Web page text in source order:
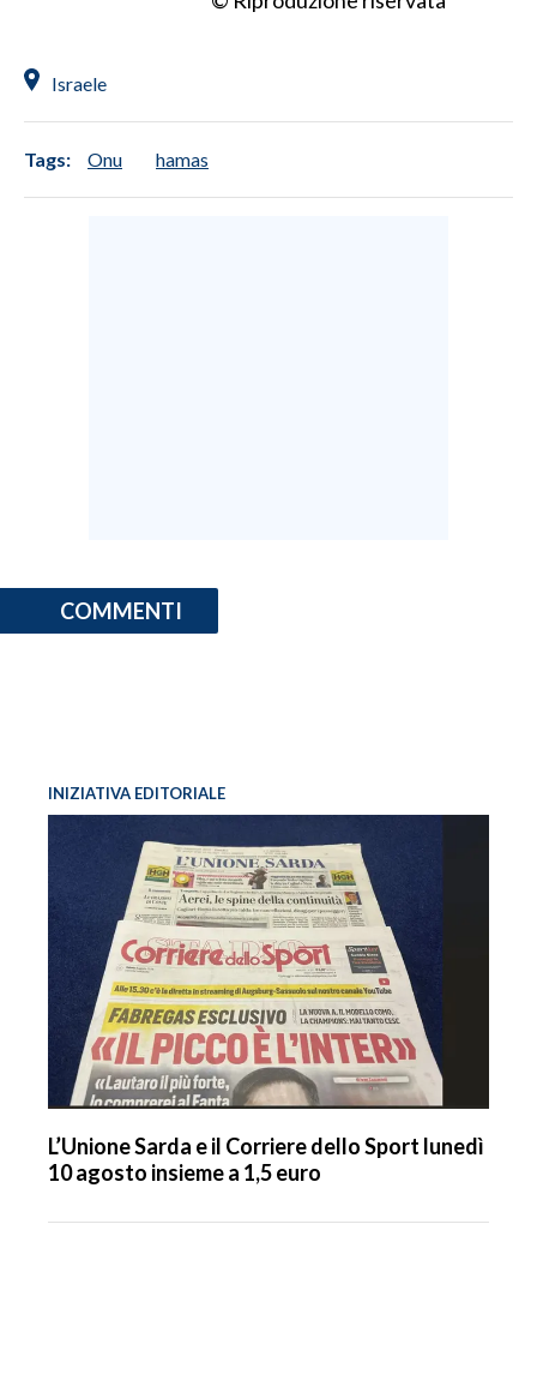
Israele
Tags: Onu hamas
COMMENTI
INIZIATIVA EDITORIALE
L’Unione Sarda e il Corriere dello Sport lunedì
10 agosto insieme a 1,5 euro